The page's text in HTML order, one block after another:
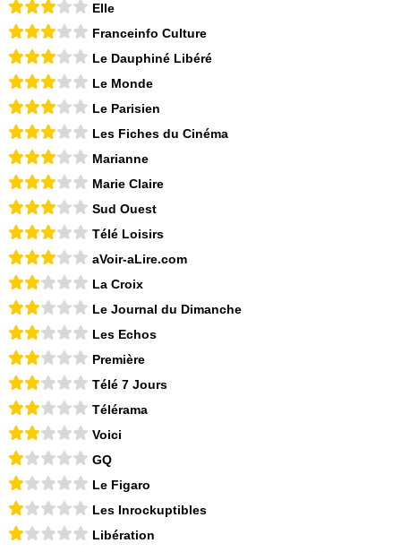
Elle
Franceinfo Culture
Le Dauphiné Libéré
Le Monde
Le Parisien
Les Fiches du Cinéma
Marianne
Marie Claire
Sud Ouest
Télé Loisirs
aVoir-aLire.com
La Croix
Le Journal du Dimanche
Les Echos
Première
Télé 7 Jours
Télérama
Voici
GQ
Le Figaro
Les Inrockuptibles
Libération